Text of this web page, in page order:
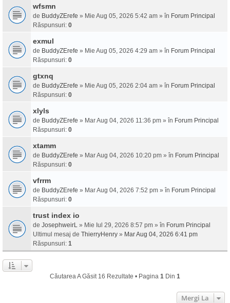
wfsmn
de BuddyZErefe » Mie Aug 05, 2026 5:42 am » în Forum Principal
Răspunsuri: 0
exmul
de BuddyZErefe » Mie Aug 05, 2026 4:29 am » în Forum Principal
Răspunsuri: 0
gtxnq
de BuddyZErefe » Mie Aug 05, 2026 2:04 am » în Forum Principal
Răspunsuri: 0
xlyls
de BuddyZErefe » Mar Aug 04, 2026 11:36 pm » în Forum Principal
Răspunsuri: 0
xtamm
de BuddyZErefe » Mar Aug 04, 2026 10:20 pm » în Forum Principal
Răspunsuri: 0
vfrrm
de BuddyZErefe » Mar Aug 04, 2026 7:52 pm » în Forum Principal
Răspunsuri: 0
trust index io
de JosephweirL » Mie Iul 29, 2026 8:57 pm » în Forum Principal
Ultimul mesaj de ThierryHenry » Mar Aug 04, 2026 6:41 pm
Răspunsuri: 1
Căutarea A Găsit 16 Rezultate • Pagina 1 Din 1
Mergi La